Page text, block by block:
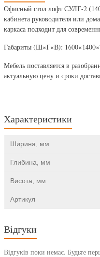
Офисный стол лофт СУЛГ-2
кабинета руководителя или
каркаса подходит для
Габариты (Ш×Г×В):
Мебель поставляется в
актуальную цену и сроки
Характеристики
Ширина, мм
Глибина, мм
Висота, мм
Артикул
Відгуки
Відгуків поки немає. Будьте